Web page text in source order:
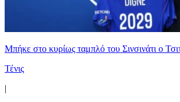
Mπήκε στο κυρίως ταμπλό του Σινσινάτι ο
Τένις
|